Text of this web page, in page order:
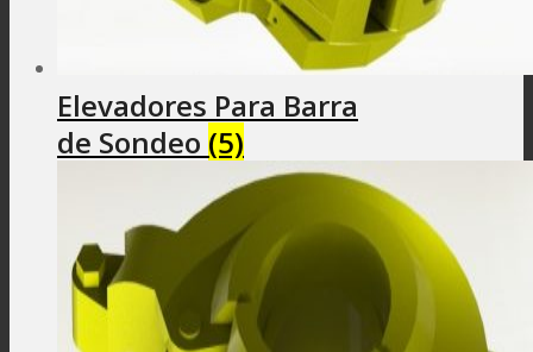
Elevadores Para Barra
de Sondeo (5)